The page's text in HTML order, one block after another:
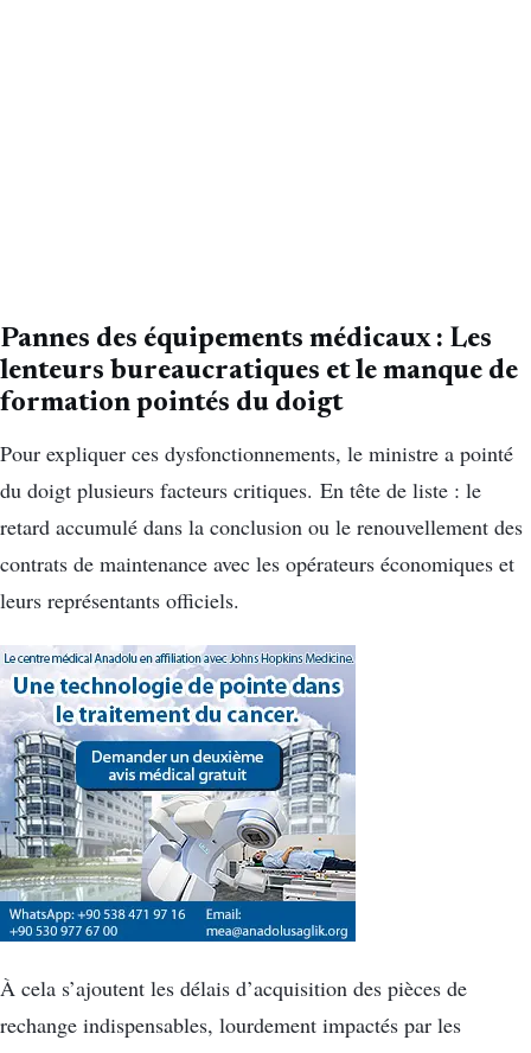
Pannes des équipements médicaux : Les
lenteurs bureaucratiques et le manque de
formation pointés du doigt
Pour expliquer ces dysfonctionnements, le ministre a pointé
du doigt plusieurs facteurs critiques. En tête de liste : le
retard accumulé dans la conclusion ou le renouvellement des
contrats de maintenance avec les opérateurs économiques et
leurs représentants officiels.
À cela s’ajoutent les délais d’acquisition des pièces de
rechange indispensables, lourdement impactés par les